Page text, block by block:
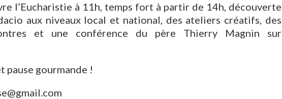
l’Eucharistie à 11h, temps fort à partir de 14h, découverte
aux niveaux local et national, des ateliers créatifs, des
et une conférence du père Thierry Magnin sur
pause gourmande !